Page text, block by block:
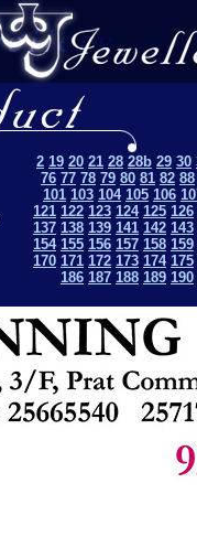
2 19 20 21 28 28b 29 30
76 77 78 79 80 81 82 88
101 103 104 105 106
121 122 123 124 125 126
137 138 139 141 142 143
154 155 156 157 158 159
170 171 172 173 174 175
186 187 188 189 190